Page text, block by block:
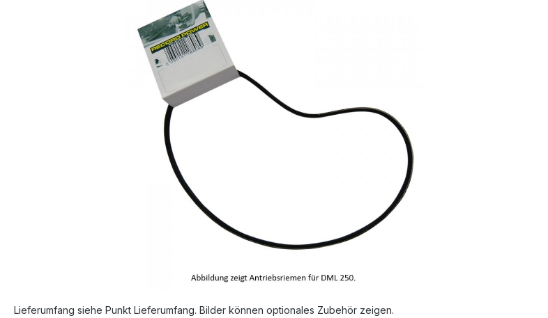
Lieferumfang siehe Punkt Lieferumfang. Bilder können optionales Zubehör zeigen.